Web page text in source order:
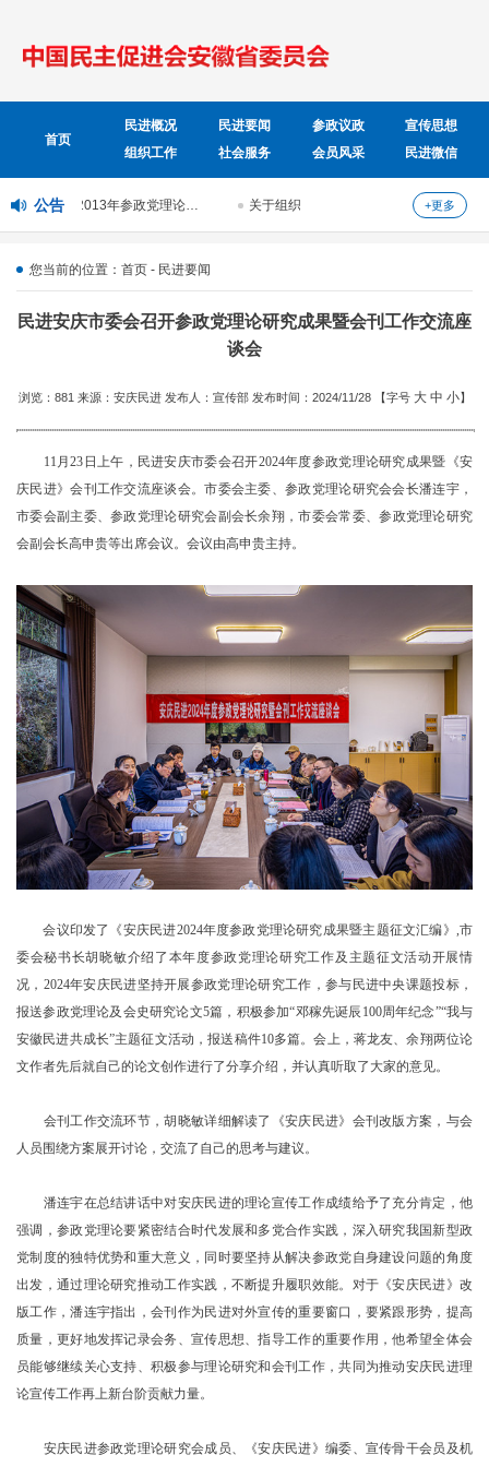
首页
民进概况 民进要闻 参政议政
宣传思想
组织工作
社会服务 会员风采 民进微信
公告 民进中央下发2013年参政党理论研究课题并开展课题招标活动 关于组织参加省政协举办的“人民政协与多党合作”
+更多
您当前的位置：首页 - 民进要闻
民进安庆市委会召开参政党理论研究成果暨会刊工作交流座
谈会
浏览：881 来源：安庆民进 发布人：宣传部 发布时间：2024/11/28 【字号 大 中 小】
11月23日上午，民进安庆市委会召开2024年度参政党理论研究成果暨《安
庆民进》会刊工作交流座谈会。市委会主委、参政党理论研究会会长潘连宇，
市委会副主委、参政党理论研究会副会长余翔 ，市委会常委、参政党理论研究
会副会长高申贵等出席会议。会议由高申贵主持。
会议印发了《安庆民进2024年度参政党理论研究成果暨主题征文汇编》,市
委会秘书长胡晓敏介绍了本年度参政党理论研究工作及主题征文活动开展情
况，2024年安庆民进坚持开展参政党理论研究工作，参与民进中央课题投标，
报送参政党理论及会史研究论文5篇，积极参加“邓稼先诞辰100周年纪念”“我与
安徽民进共成长”主题征文活动，报送稿件10多篇。会上，蒋龙友、余翔两位论
文作者先后就自己的论文创作进行了分享介绍，并认真听取了大家的意见。
会刊工作交流环节，胡晓敏详细解读了《安庆民进》会刊改版方案，与会
人员围绕方案展开讨论，交流了自己的思考与建议。
潘连宇在总结讲话中对安庆民进的理论宣传工作成绩给予了充分肯定，他
强调， 参政党理论要紧密结合时代发展和多党合作实践，深入研究我国新型政
党制度的独特优势和重大意义，同时要坚持从解决参政党自身建设问题的角度
出发，通过理论研究推动工作实践，不断提升履职效能。对于《安庆民进》改
版工作，潘连宇指出，会刊作为民进对外宣传的重要窗口，要紧跟形势，提高
质量，更好地发挥记录会务、宣传思想、指导工作的重要作用，他希望全体会
员能够继续关心支持、积极参与理论研究和会刊工作，共同为推动安庆民进理
论宣传工作再上新台阶贡献力量。
安庆民进参政党理论研究会成员、《安庆民进》编委、宣传骨干会员及机